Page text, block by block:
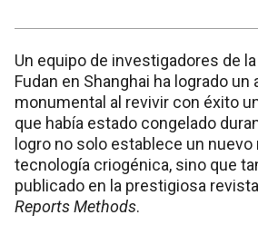
Un equipo de investigadores de
Fudan en Shanghai ha logrado un
monumental al revivir con éxito
que había estado congelado
logro no solo establece un nuevo
tecnología criogénica, sino que
publicado en la prestigiosa
Reports Methods.